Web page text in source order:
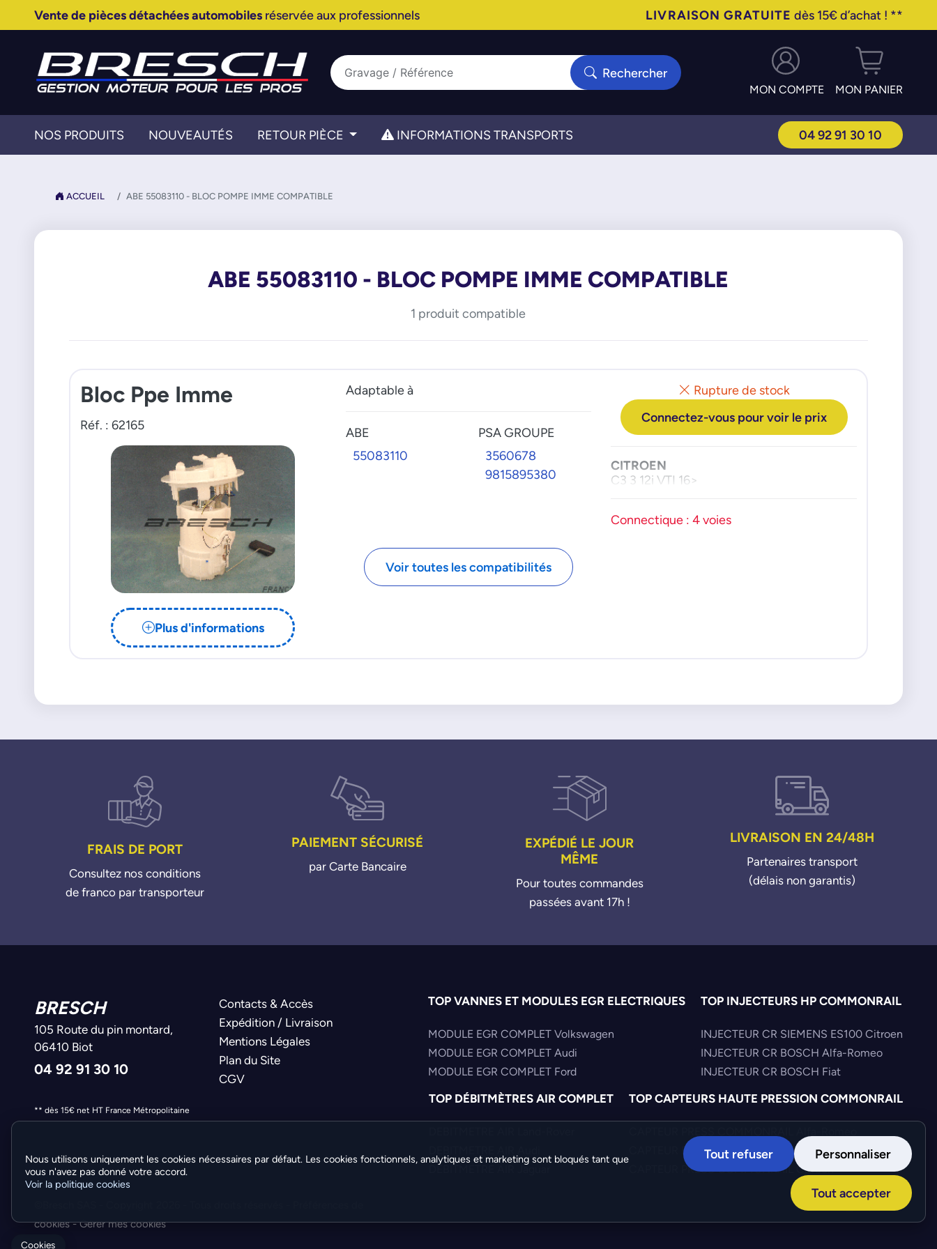
Vente de pièces détachées automobilesréservée aux professionnels LIVRAISON GRATUITE dès 15€ d’achat ! **
Rechercher
MON COMPTE MON PANIER
NOS PRODUITS NOUVEAUTÉS RETOUR PIÈCE INFORMATIONS TRANSPORTS 04 92 91 30 10
ACCUEIL ABE 55083110 - BLOC POMPE IMME COMPATIBLE
ABE 55083110 - BLOC POMPE IMME COMPATIBLE
1 produit compatible
Bloc Ppe Imme
Réf. : 62165
Plus d'informations
Adaptable à
ABE
55083110
PSA GROUPE
3560678
9815895380
Voir toutes les compatibilités
Rupture de stock
Connectez-vous pour voir le prix
CITROEN
C3 3 12i VTI 16>
Connectique : 4 voies
FRAIS DE PORT
Consultez nos conditions
de franco par transporteur
PAIEMENT SÉCURISÉ
par Carte Bancaire
EXPÉDIÉ LE JOUR
MÊME
Pour toutes commandes
passées avant 17h !
LIVRAISON EN 24/48H
Partenaires transport
(délais non garantis)
BRESCH
105 Route du pin montard,
06410 Biot
04 92 91 30 10
Contacts & Accès
Expédition / Livraison
Mentions Légales
Plan du Site
CGV
** dès 15€ net HT France Métropolitaine
TOP VANNES ET MODULES EGR ELECTRIQUES
MODULE EGR COMPLET Volkswagen
MODULE EGR COMPLET Audi
MODULE EGR COMPLET Ford
TOP INJECTEURS HP COMMONRAIL
INJECTEUR CR SIEMENS ES100 Citroen
INJECTEUR CR BOSCH Alfa-Romeo
INJECTEUR CR BOSCH Fiat
TOP DÉBITMÈTRES AIR COMPLET
DEBITMETRE AIR Jaguar
TOP CAPTEURS HAUTE PRESSION COMMONRAIL
CAPTEUR PRESS COMMONRAIL Toyota
CAPTEUR PRESS COMMONRAIL Citroen
cookies-Gérer mes cookies
Création :
Cookies
Nous utilisons uniquement les cookies nécessaires par défaut. Les cookies fonctionnels, analytiques et marketing sont bloqués tant que
vous n'avez pas donné votre accord.
Voir la politique cookies
Tout refuser Personnaliser
Tout accepter